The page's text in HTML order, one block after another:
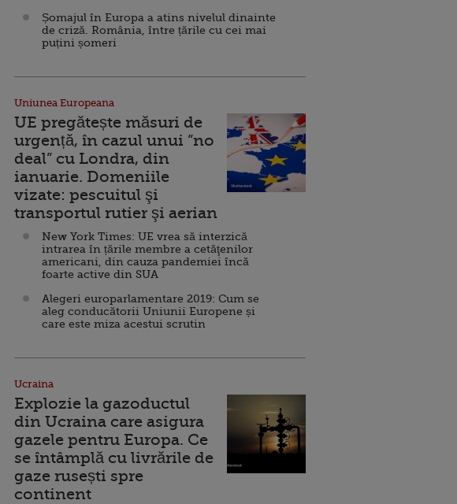
Șomajul în Europa a atins nivelul dinainte
de criză. România, între țările cu cei mai
puțini șomeri
Uniunea Europeana
UE pregătește măsuri de
urgență, în cazul unui ”no
deal” cu Londra, din
ianuarie. Domeniile
vizate: pescuitul şi
transportul rutier şi aerian
New York Times: UE vrea să interzică
intrarea în țările membre a cetăţenilor
americani, din cauza pandemiei încă
foarte active din SUA
Alegeri europarlamentare 2019: Cum se
aleg conducătorii Uniunii Europene și
care este miza acestui scrutin
Ucraina
Explozie la gazoductul
din Ucraina care asigura
gazele pentru Europa. Ce
se întâmplă cu livrările de
gaze rusești spre
continent